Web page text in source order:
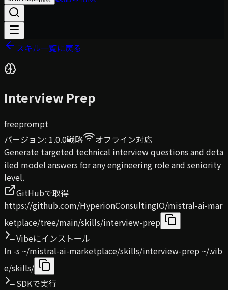
スキル一覧に戻る
Interview Prep
freeprompt
バージョン: 1.0.0戦略
オフライン対応
Generate targeted technical interview questions and deta
iled model answers for any engineering role and seniority
level.
GitHubで取得
https://github.com/HyperionConsultingIO/mistral-ai-mar
ketplace/tree/main/skills/interview-prep
Vibeにインストール
ln -s ~/mistral-ai-marketplace/skills/interview-prep ~/.vib
e/skills/
SDKで実行